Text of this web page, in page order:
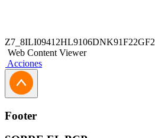
Z7_8ILI09412HL9106DNK91F22GF2
Web Content Viewer
Acciones
Footer